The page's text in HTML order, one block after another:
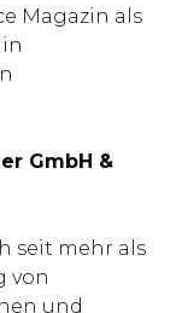
Magazin als
GmbH &
seit mehr als
von
und